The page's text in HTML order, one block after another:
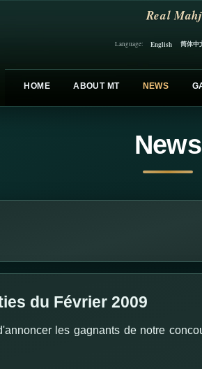
Real
Language: English 简体中
HOME ABOUT MT NEWS
News
du Février 2009
les gagnants de notre